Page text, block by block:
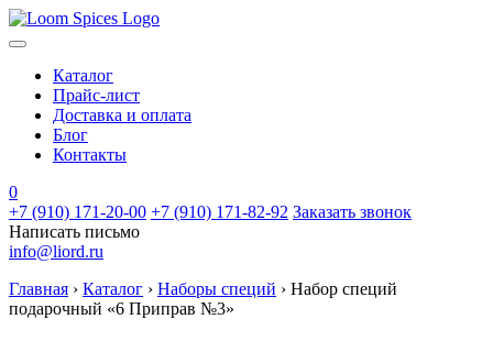
Каталог
Прайс-лист
Доставка и оплата
Блог
Контакты
0
+7 (910) 171-20-00 +7 (910) 171-82-92 Заказать звонок
Написать письмо
info@liord.ru
Главная › Каталог › Наборы специй › Набор специй
подарочный «6 Приправ №3»